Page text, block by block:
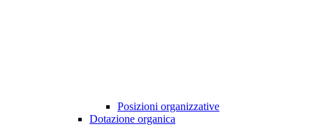
Posizioni organizzative
Dotazione organica